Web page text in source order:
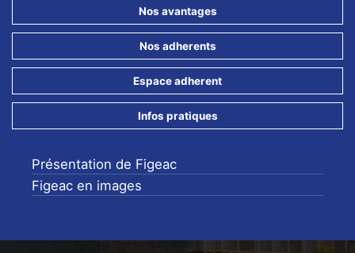
Nos avantages
Nos adherents
Espace adherent
Infos pratiques
Présentation de Figeac
Figeac en images